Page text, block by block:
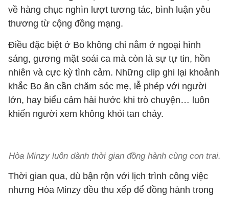
về hàng chục nghìn lượt tương tác, bình luận yêu
thương từ cộng đồng mạng.
Điều đặc biệt ở Bo không chỉ nằm ở ngoại hình
sáng, gương mặt soái ca mà còn là sự tự tin, hồn
nhiên và cực kỳ tình cảm. Những clip ghi lại khoảnh
khắc Bo ân cần chăm sóc mẹ, lễ phép với người
lớn, hay biểu cảm hài hước khi trò chuyện… luôn
khiến người xem không khỏi tan chảy.
Hòa Minzy luôn dành thời gian đồng hành cùng con trai.
Thời gian qua, dù bận rộn với lịch trình công việc
nhưng Hòa Minzy đều thu xếp để đồng hành trong